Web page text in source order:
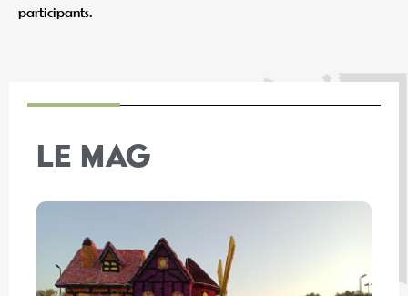
participants.
LE MAG